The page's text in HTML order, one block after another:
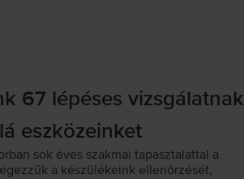
67 lépéses vizsgálatnak
eszközeinket
sok éves szakmai tapasztalattal a
a készülékeink ellenőrzését,